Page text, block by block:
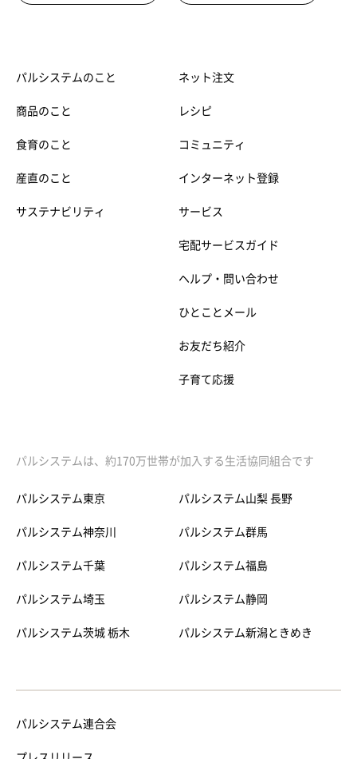
パルシステムのこと
商品のこと
食育のこと
産直のこと
サステナビリティ
ネット注文
レシピ
コミュニティ
インターネット登録
サービス
宅配サービスガイド
ヘルプ・問い合わせ
ひとことメール
お友だち紹介
子育て応援
パルシステムは、約170万世帯が加入する生活協同組合です
パルシステム東京
パルシステム神奈川
パルシステム千葉
パルシステム埼玉
パルシステム茨城 栃木
パルシステム山梨 長野
パルシステム群馬
パルシステム福島
パルシステム静岡
パルシステム新潟ときめき
パルシステム連合会